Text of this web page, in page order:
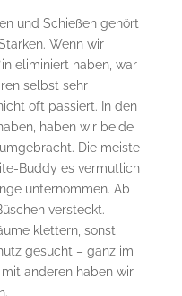
und Schießen gehört
Wenn wir
eliminiert haben, war
selbst sehr
oft passiert. In den
haben wir beide
Die meiste
Buddy es vermutlich
unternommen. Ab
versteckt.
klettern, sonst
gesucht – ganz im
anderen haben wir